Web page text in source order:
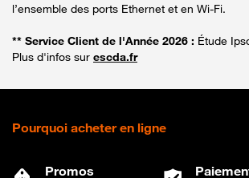
l’ensemble des ports Ethernet et en Wi-Fi.
** Service Client de l'Année 2026 : Étude
Plus d'infos sur escda.fr
Pourquoi acheter en ligne
Promos